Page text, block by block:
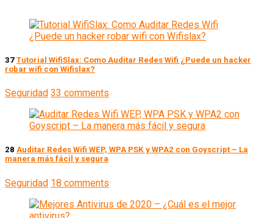
37 Tutorial WifiSlax: Como Auditar Redes Wifi ¿Puede un hacker
robar wifi con Wifislax?
Seguridad 33 comments
28 Auditar Redes Wifi WEP, WPA PSK y WPA2 con Goyscript – La
manera más fácil y segura
Seguridad 18 comments